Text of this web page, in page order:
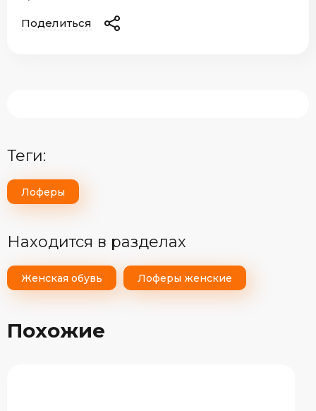
Поделиться
теги:
Лоферы
Находится в разделах
Женская обувь Лоферы женские
Похожие